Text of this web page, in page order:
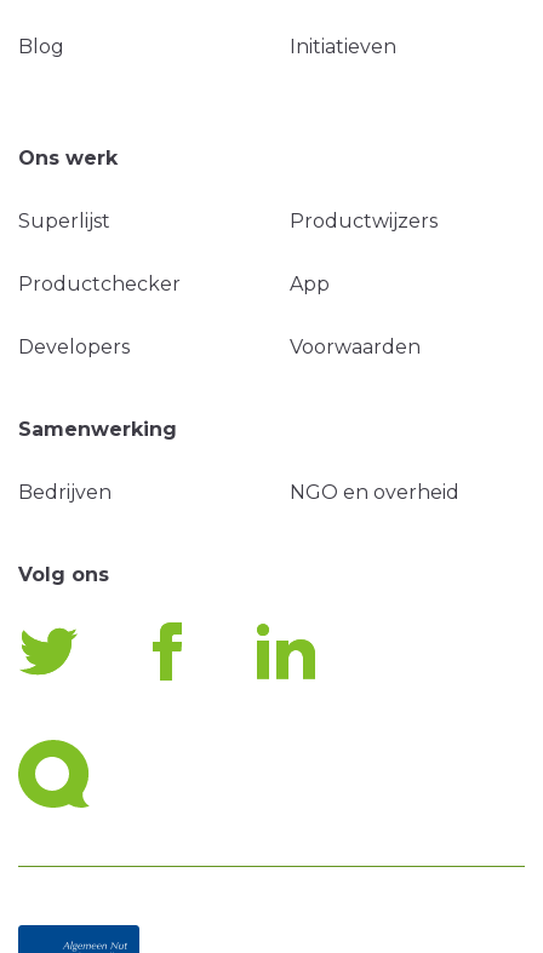
Blog Initiatieven
Ons werk
Superlijst Productwijzers
Productchecker App
Developers Voorwaarden
Samenwerking
Bedrijven NGO en overheid
Volg ons